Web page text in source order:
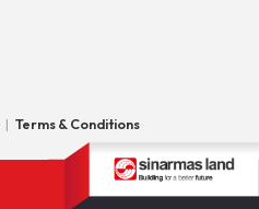
| Terms & Conditions